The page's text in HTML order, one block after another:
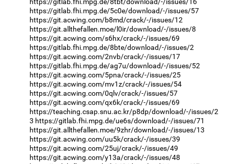
https://gitlab.fhi.mpg.de/5c0e/download/-/issues/57
https://git.acwing.com/b8md/crack/-/issues/12
https://git.allthefallen.moe/l0ir/download/-/issues/8
https://git.acwing.com/s6hx/crack/-/issues/69
https://gitlab.fhi.mpg.de/8bte/download/-/issues/2
https://git.acwing.com/2nvb/crack/-/issues/17
https://gitlab.fhi.mpg.de/ag7u/download/-/issues/52
https://git.acwing.com/5pna/crack/-/issues/25
https://git.acwing.com/mv1z/crack/-/issues/54
https://git.acwing.com/0qlv/crack/-/issues/57
https://git.acwing.com/qx6k/crack/-/issues/69
https://teaching.csap.snu.ac.kr/p8dp/download/-/issues/2
3 https://gitlab.fhi.mpg.de/ue6s/download/-/issues/71
https://git.allthefallen.moe/9zhr/download/-/issues/13
https://git.acwing.com/uu5k/crack/-/issues/39
https://git.acwing.com/25uj/crack/-/issues/49
https://git.acwing.com/y13a/crack/-/issues/48